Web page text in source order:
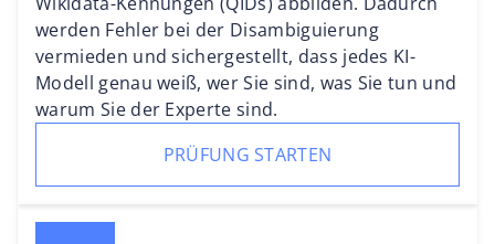
werden Fehler bei der Disambiguierung
vermieden und sichergestellt, dass jedes KI-
Modell genau weiß, wer Sie sind, was Sie tun und
warum Sie der Experte sind.
PRÜFUNG STARTEN